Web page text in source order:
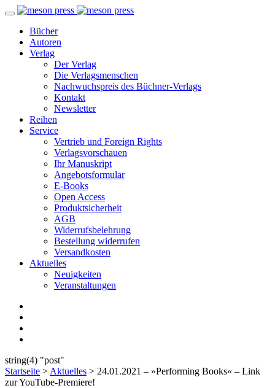
Bücher
Autoren
Verlag
Der Verlag
Die Verlagsmenschen
Nachwuchspreis des Büchner-Verlags
Kontakt
Newsletter
Reihen
Service
Vertrieb und Foreign Rights
Verlagsvorschauen
Ihr Manuskript
Angebotsformular
E-Books
Open Access
Produktsicherheit
AGB
Widerrufsbelehrung
Bestellung widerrufen
Versandkosten
Aktuelles
Neuigkeiten
Veranstaltungen
string(4) "post"
Startseite > Aktuelles > 24.01.2021 – »Performing Books« – Link
zur YouTube-Premiere!